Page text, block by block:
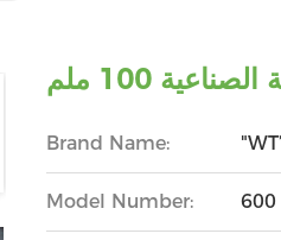
100 ملم
Brand Name:
Model Number: